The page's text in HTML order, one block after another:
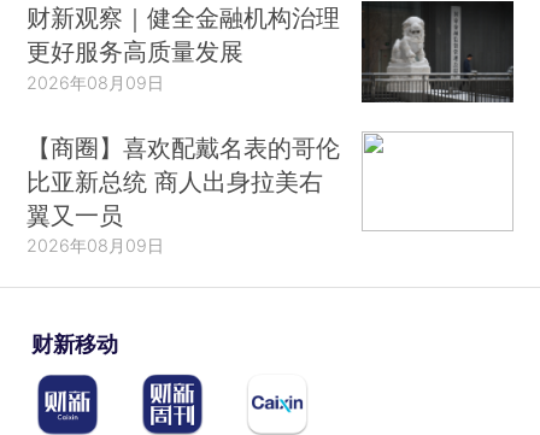
财新观察｜健全金融机构治理
更好服务高质量发展
2026年08月09日
【商圈】喜欢配戴名表的哥伦
比亚新总统 商人出身拉美右
翼又一员
2026年08月09日
财新移动